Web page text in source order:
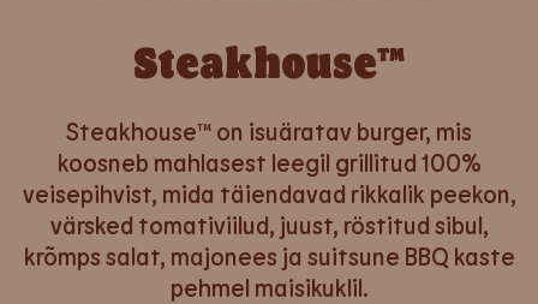
Steakhouse™
Steakhouse™ on isuäratav burger, mis
koosneb mahlasest leegil grillitud 100%
veisepihvist, mida täiendavad rikkalik peekon,
värsked tomativiilud, juust, röstitud sibul,
krõmps salat, majonees ja suitsune BBQ kaste
pehmel maisikuklil.